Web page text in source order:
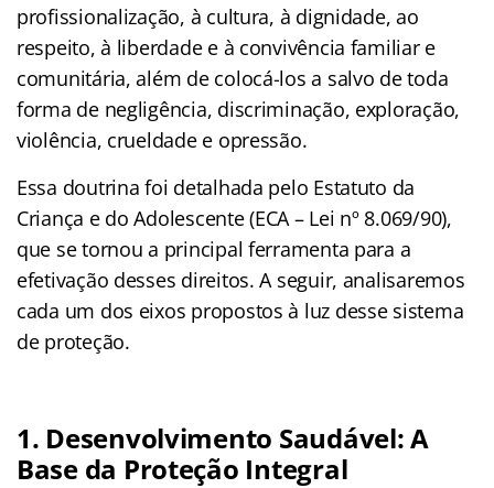
profissionalização, à cultura, à dignidade, ao
respeito, à liberdade e à convivência familiar e
comunitária, além de colocá-los a salvo de toda
forma de negligência, discriminação, exploração,
violência, crueldade e opressão.
Essa doutrina foi detalhada pelo Estatuto da
Criança e do Adolescente (ECA – Lei nº 8.069/90),
que se tornou a principal ferramenta para a
efetivação desses direitos. A seguir, analisaremos
cada um dos eixos propostos à luz desse sistema
de proteção.
1. Desenvolvimento Saudável: A
Base da Proteção Integral